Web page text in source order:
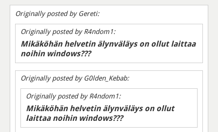
Originally posted by Gereti:
Originally posted by R4ndom1:
Mikäköhän helvetin älynväläys on ollut laittaa
noihin windows???
Originally posted by G0lden_Kebab:
Originally posted by R4ndom1:
Mikäköhän helvetin älynväläys on ollut
laittaa noihin windows???